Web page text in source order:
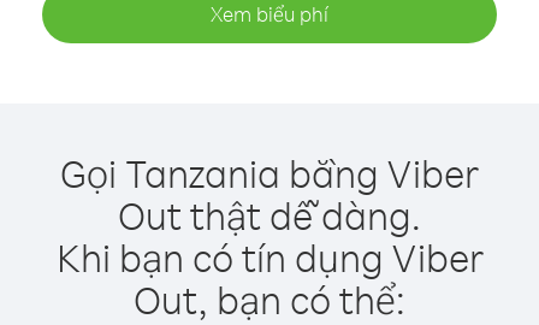
Xem biểu phí
Gọi Tanzania bằng Viber
Out thật dễ dàng.
Khi bạn có tín dụng Viber
Out, bạn có thể: